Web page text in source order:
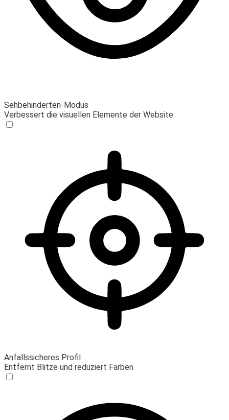
Sehbehinderten-Modus
Verbessert die visuellen Elemente der Website
Anfallssicheres Profil
Entfernt Blitze und reduziert Farben